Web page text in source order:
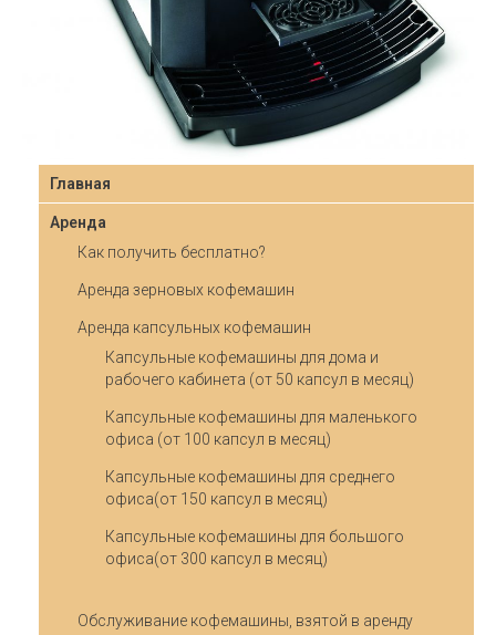
Главная
Аренда
Как получить бесплатно?
Аренда зерновых кофемашин
Аренда капсульных кофемашин
Капсульные кофемашины для дома и
рабочего кабинета (от 50 капсул в месяц)
Капсульные кофемашины для маленького
офиса (от 100 капсул в месяц)
Капсульные кофемашины для среднего
офиса(от 150 капсул в месяц)
Капсульные кофемашины для большого
офиса(от 300 капсул в месяц)
Обслуживание кофемашины, взятой в аренду